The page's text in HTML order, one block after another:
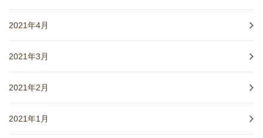
2021年4月
2021年3月
2021年2月
2021年1月